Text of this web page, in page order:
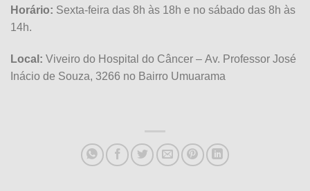
Horário: Sexta-feira das 8h às 18h e no sábado das 8h às
14h.
Local: Viveiro do Hospital do Câncer – Av. Professor José
Inácio de Souza, 3266 no Bairro Umuarama